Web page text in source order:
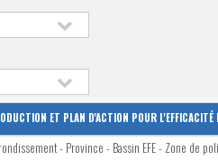
ET PLAN D'ACTION POUR L'EFFICACITÉ
- Province - Bassin EFE - Zone de